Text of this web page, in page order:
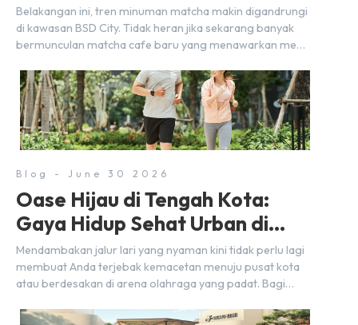
Estetik Dekat Hunian
Belakangan ini, tren minuman matcha makin digandrungi
di kawasan BSD City. Tidak heran jika sekarang banyak
bermunculan matcha cafe baru yang menawarkan menu
nyaman, baik untuk produktif bekerja (WFC) maupun
sekadar bersantai bersama orang terdekat. Kabar
baiknya, deretan kafe hits ini tersebar di lokasi-lokasi
strategis yang sangat […]
Blog - June 30 2026
Oase Hijau di Tengah Kota:
Gaya Hidup Sehat Urban di
BSD City
Mendambakan jalur lari yang nyaman kini tidak perlu lagi
membuat Anda terjebak kemacetan menuju pusat kota
atau berdesakan di arena olahraga yang padat. Bagi
langsung di lingkungan sekitar yang rindang, estetik, dan